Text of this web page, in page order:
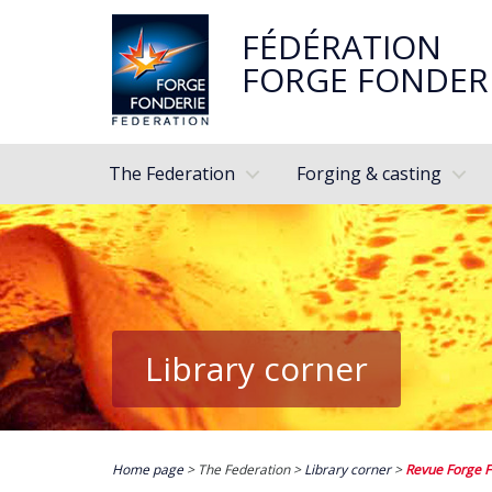
FÉDÉRATION
FORGE
The Federation Forging & casting
Library corner
Home page> The Federation >Library corner>Revue Forge